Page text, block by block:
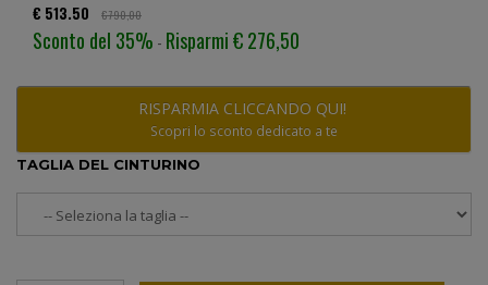
€ 513.50 € 790,00
Sconto del 35% - Risparmi € 276,50
RISPARMIA CLICCANDO QUI!
Scopri lo sconto dedicato a te
TAGLIA DEL CINTURINO